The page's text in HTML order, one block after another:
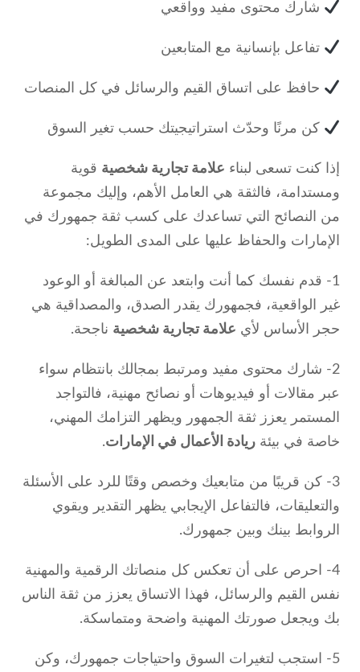
شارك محتوى مفيد وواقعي
تفاعل بإنسانية مع المتابعين
حافظ على اتساق القيم والرسائل في كل المنصات
كن مرنًا وحدّث استراتيجيتك حسب تغير السوق
إذا كنت تسعى لبناء علامة تجارية شخصية قوية
ومستدامة، فالثقة هي العامل الأهم، وإليك مجموعة
من النصائح التي تساعدك على كسب ثقة جمهورك في
الإمارات والحفاظ عليها على المدى الطويل:
1- قدم نفسك كما أنت وابتعد عن المبالغة أو الوعود
غير الواقعية، فجمهورك يقدر الصدق، والمصداقية هي
حجر الأساس لأي علامة تجارية شخصية ناجحة.
2- شارك محتوى مفيد ومرتبط بمجالك بانتظام سواء
عبر مقالات أو فيديوهات أو نصائح مهنية، فالتواجد
المستمر يعزز ثقة الجمهور ويظهر التزامك المهني،
خاصة في بيئة ريادة الأعمال في الإمارات.
3- كن قريبًا من متابعيك وخصص وقتًا للرد على الأسئلة
والتعليقات، فالتفاعل الإيجابي يظهر التقدير ويقوي
الروابط بينك وبين جمهورك.
4- احرص على أن تعكس كل منصاتك الرقمية والمهنية
نفس القيم والرسائل، فهذا الاتساق يعزز من ثقة الناس
بك ويجعل صورتك المهنية واضحة ومتماسكة.
5- استجب لتغيرات السوق واحتياجات جمهورك، وكن